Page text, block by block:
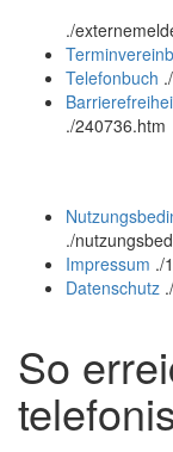
./
Telefonbuch .
./240736.htm
./
Impressum ./
Datenschutz .
So